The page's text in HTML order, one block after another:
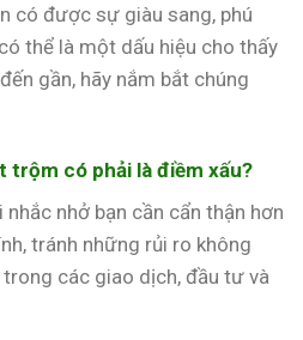
có được sự giàu sang, phú
thể là một dấu hiệu cho thấy
gần, hãy nắm bắt chúng
trộm có phải là điềm xấu?
nhở bạn cần cẩn thận hơn
tránh những rủi ro không
các giao dịch, đầu tư và